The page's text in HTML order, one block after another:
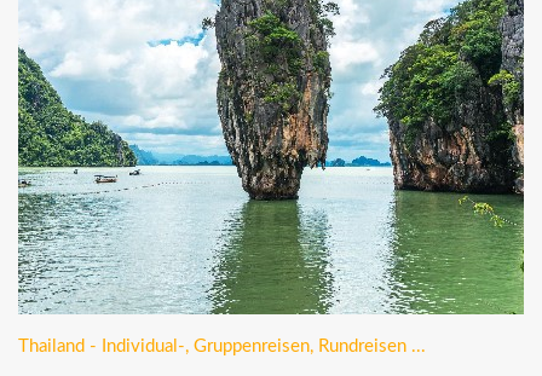
Thailand - Individual-, Gruppenreisen, Rundreisen ...